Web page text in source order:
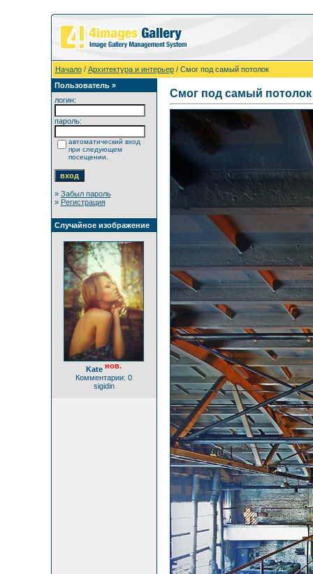
Начало/ Архитектура и интерьер/ Смог под самый потолок
Пользователь »
логин:
пароль:
автоматический вход
при следующем
посещении.
» Забыл пароль
» Регистрация
Случайное изображение
Kate нов.
Комментарии: 0
sigidin
Смог под самый потолок